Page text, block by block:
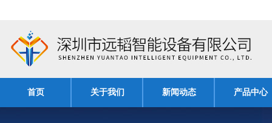
首页 关于我们 新闻动态 产品中心